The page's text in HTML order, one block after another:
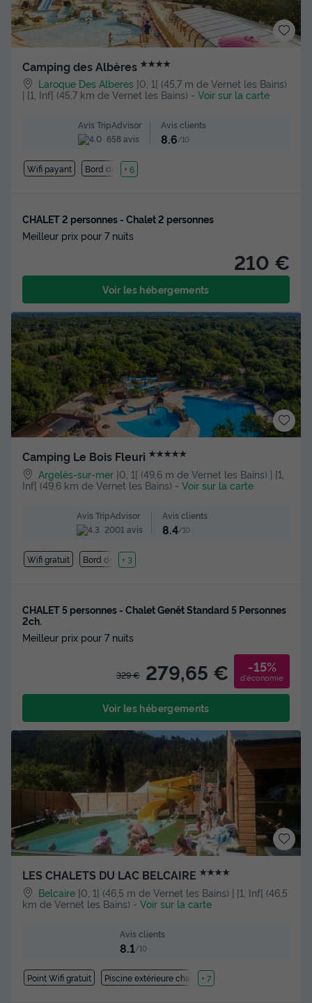
Camping des Albères ★★★★
Laroque Des Alberes ]0, 1[ (45,7 m de Vernet les Bains)
| [1, Inf[ (45,7 km de Vernet les Bains) - Voir sur la carte
Avis TripAdvisor
658 avis
Avis clients
8.6/10
Wifi payant Bord de mer
+ 6
CHALET 2 personnes - Chalet 2 personnes
Meilleur prix pour 7 nuits
210 €
Voir les hébergements
Camping Le Bois Fleuri ★★★★★
Argelès-sur-mer ]0, 1[ (49,6 m de Vernet les Bains) | [1,
Inf[ (49,6 km de Vernet les Bains) - Voir sur la carte
Avis TripAdvisor
2001 avis
Avis clients
8.4/10
Wifi gratuit Bord de mer
+ 3
CHALET 5 personnes - Chalet Genêt Standard 5 Personnes
2ch.
Meilleur prix pour 7 nuits
329 € 279,65 € -15%
d'économie
Voir les hébergements
LES CHALETS DU LAC BELCAIRE ★★★★
Belcaire ]0, 1[ (46,5 m de Vernet les Bains) | [1, Inf[ (46,5
km de Vernet les Bains) - Voir sur la carte
Avis clients
8.1/10
Point Wifi gratuit Piscine extérieure chauffée
+ 7